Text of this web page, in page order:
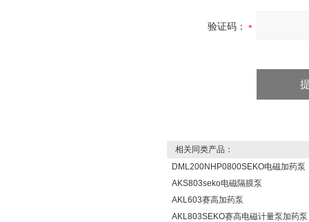
验证码：
相关同类产品：
DML200NHP0800SEKO电磁加药泵
AKS803seko电磁隔膜泵
AKL603赛高加药泵
AKL803SEKO赛高电磁计量泵加药泵